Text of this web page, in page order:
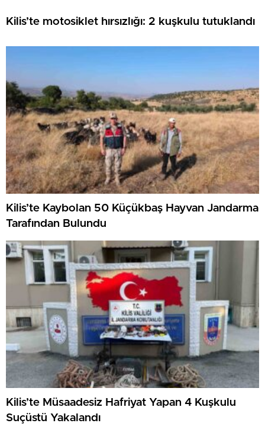
Kilis’te motosiklet hırsızlığı: 2 kuşkulu tutuklandı
Kilis’te Kaybolan 50 Küçükbaş Hayvan Jandarma
Tarafından Bulundu
Kilis’te Müsaadesiz Hafriyat Yapan 4 Kuşkulu
Suçüstü Yakalandı